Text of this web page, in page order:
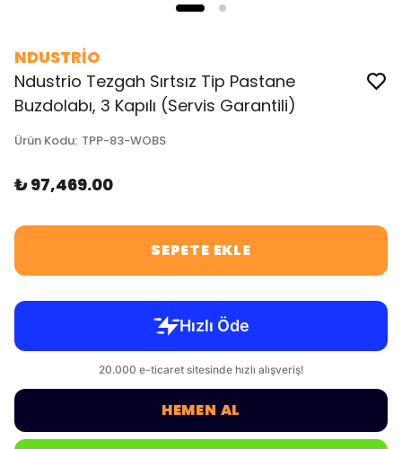
NDUSTRİO
Ndustrio Tezgah Sırtsız Tip Pastane
Buzdolabı, 3 Kapılı (Servis Garantili)
Ürün Kodu: TPP-83-WOBS
₺ 97,469.00
SEPETE EKLE
HEMEN AL